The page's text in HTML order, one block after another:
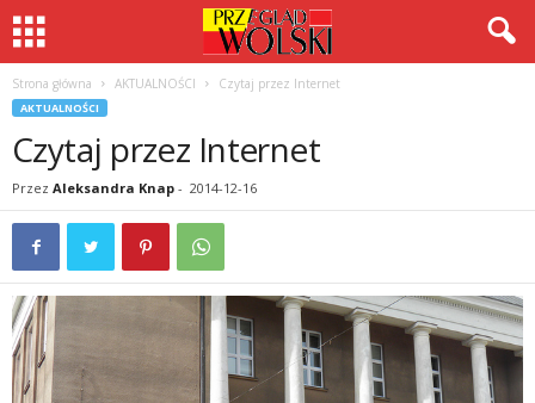
Strona główna AKTUALNOŚCI Czytaj przez Internet
AKTUALNOŚCI
Czytaj przez Internet
Przez Aleksandra Knap - 2014-12-16